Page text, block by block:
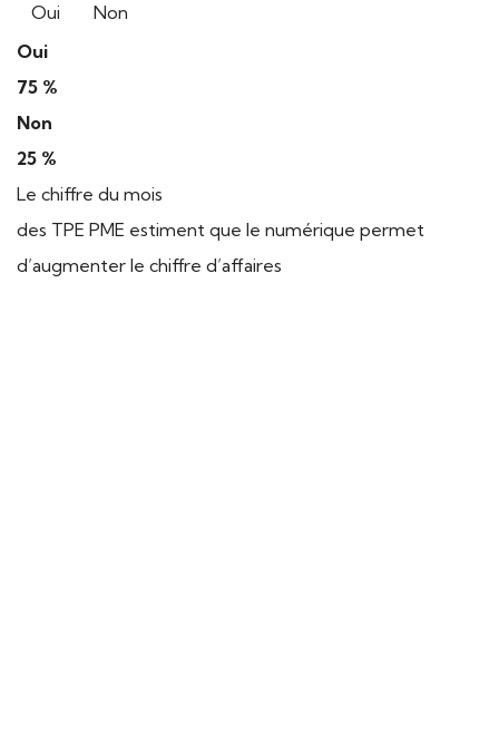
Oui
Non
Oui
75 %
Non
25 %
Le chiffre du mois
des TPE PME estiment que le numérique permet
d’augmenter le chiffre d’affaires